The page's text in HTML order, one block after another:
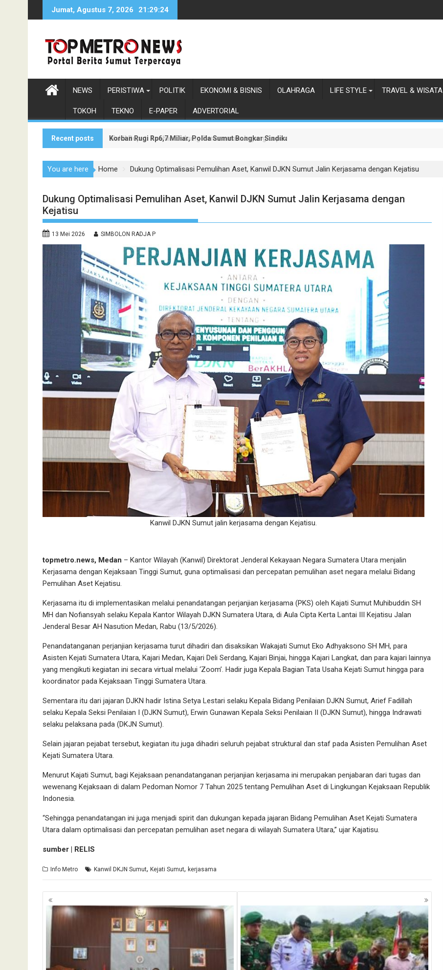
Jumat, Agustus 7, 2026 21:29:25
NEWS PERISTIWA POLITIK EKONOMI & BISNIS OLAHRAGA LIFE STYLE TRAVEL & WISATA
TOKOH TEKNO E-PAPER ADVERTORIAL
Recent posts Korban Rugi Rp6,7 Miliar, Polda Sumut Bongkar Sindikat Scamming Internasional di Apartemen Medan
Wakil Bupati Asahan Dukung Penanaman Jagung Lapas Labuhan Ruku
You are here Home Dukung Optimalisasi Pemulihan Aset, Kanwil DJKN Sumut Jalin Kerjasama dengan Kejatisu
Dukung Optimalisasi Pemulihan Aset, Kanwil DJKN Sumut Jalin Kerjasama dengan
Kejatisu
13 Mei 2026 SIMBOLON RADJA P
Kanwil DJKN Sumut jalin kerjasama dengan Kejatisu.
topmetro.news, Medan – Kantor Wilayah (Kanwil) Direktorat Jenderal Kekayaan Negara Sumatera Utara menjalin
Kerjasama dengan Kejaksaan Tinggi Sumut, guna optimalisasi dan percepatan pemulihan aset negara melalui Bidang
Pemulihan Aset Kejatisu.
Kerjasama itu di implementasikan melalui penandatangan perjanjian kerjasama (PKS) oleh Kajati Sumut Muhibuddin SH
MH dan Nofiansyah selaku Kepala Kantor Wilayah DJKN Sumatera Utara, di Aula Cipta Kerta Lantai III Kejatisu Jalan
Jenderal Besar AH Nasution Medan, Rabu (13/5/2026).
Penandatanganan perjanjian kerjasama turut dihadiri dan disaksikan Wakajati Sumut Eko Adhyaksono SH MH, para
Asisten Kejati Sumatera Utara, Kajari Medan, Kajari Deli Serdang, Kajari Binjai, hingga Kajari Langkat, dan para kajari lainnya
yang mengikuti kegiatan ini secara virtual melalui ‘Zoom’. Hadir juga Kepala Bagian Tata Usaha Kejati Sumut hingga para
koordinator pada Kejaksaan Tinggi Sumatera Utara.
Sementara itu dari jajaran DJKN hadir Istina Setya Lestari selaku Kepala Bidang Penilaian DJKN Sumut, Arief Fadillah
selaku Kepala Seksi Penilaian I (DJKN Sumut), Erwin Gunawan Kepala Seksi Penilaian II (DJKN Sumut), hingga Indrawati
selaku pelaksana pada (DKJN Sumut).
Selain jajaran pejabat tersebut, kegiatan itu juga dihadiri seluruh pejabat struktural dan staf pada Asisten Pemulihan Aset
Kejati Sumatera Utara.
Menurut Kajati Sumut, bagi Kejaksaan penandatanganan perjanjian kerjasama ini merupakan penjabaran dari tugas dan
wewenang Kejaksaan di dalam Pedoman Nomor 7 Tahun 2025 tentang Pemulihan Aset di Lingkungan Kejaksaan Republik
Indonesia.
“Sehingga penandatangan ini juga menjadi spirit dan dukungan kepada jajaran Bidang Pemulihan Aset Kejati Sumatera
Utara dalam optimalisasi dan percepatan pemulihan aset negara di wilayah Sumatera Utara,” ujar Kajatisu.
sumber | RELIS
Info Metro Kanwil DKJN Sumut, Kejati Sumut, kerjasama
Navigasi
pos